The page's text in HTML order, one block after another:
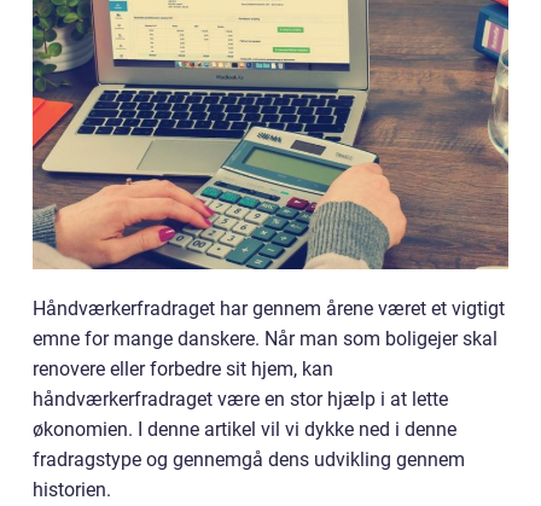
Håndværkerfradraget har gennem årene været et vigtigt
emne for mange danskere. Når man som boligejer skal
renovere eller forbedre sit hjem, kan
håndværkerfradraget være en stor hjælp i at lette
økonomien. I denne artikel vil vi dykke ned i denne
fradragstype og gennemgå dens udvikling gennem
historien.